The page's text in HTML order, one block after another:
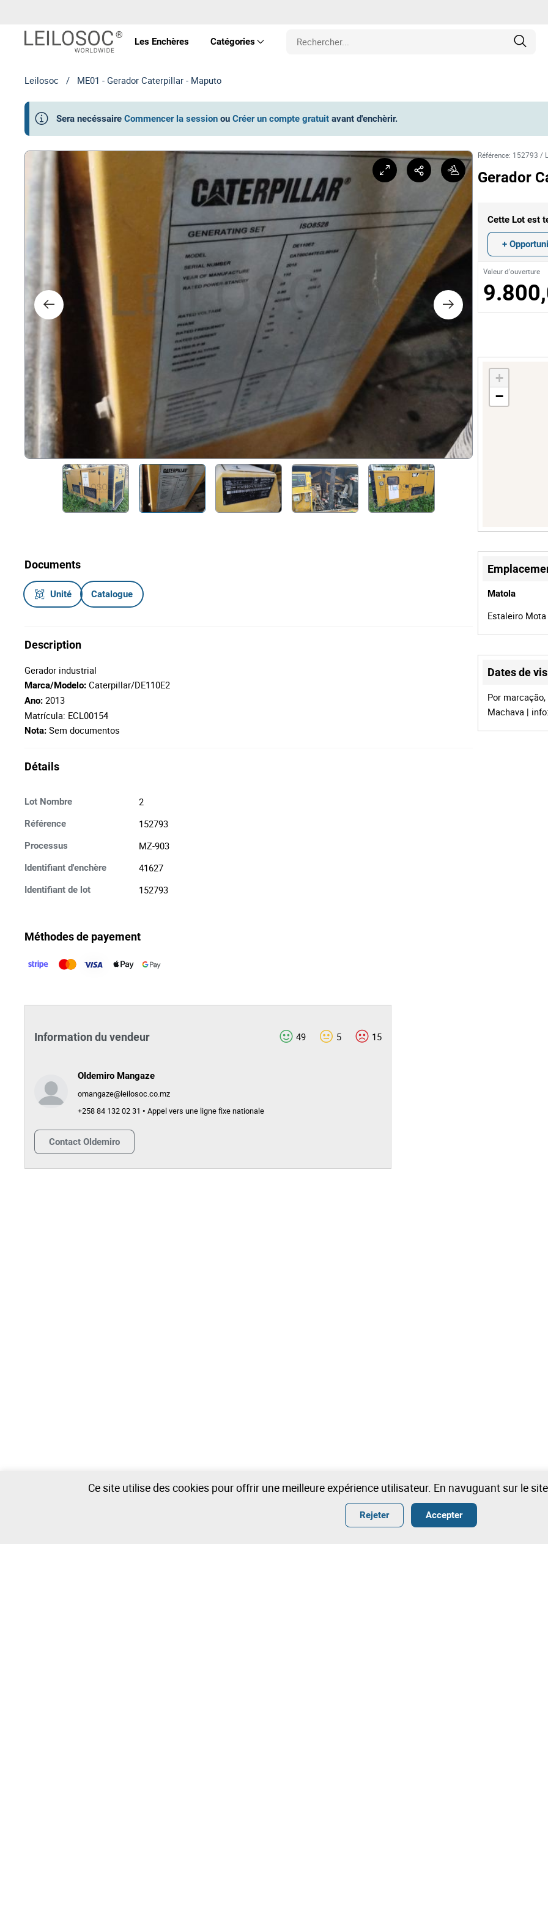
Les Enchères Catégories
Véhicule
Machines
Art et Pièces de Collection
Droits
Technologie
Mobilier et Décoration
Nautique
Leilosoc / ME01 - Gerador Caterpillar - Maputo
Sera necéssaire Commencer la session ou Créer un compte gratuit avant d'enchèrir.
Documents
Unité Catalogue
Description
Gerador industrial
Marca/Modelo: Caterpillar/DE110E2
Ano: 2013
Matrícula: ECL00154
Nota: Sem documentos
Détails
Lot Nombre 2
Référence 152793
Processus MZ-903
Identifiant d'enchère 41627
Identifiant de lot 152793
Référence: 152793 /
Gerador
Cette Lot est
+
Valeur d'ouverture
+
−
Matola
Estaleiro
Dates de
Por
Machava |
Méthodes de payement
Information du vendeur 49 5 15
Oldemiro Mangaze
omangaze@leilosoc.co.mz
+258 84 132 02 31 • Appel vers une ligne fixe nationale
Contact Oldemiro
Ce site utilise des cookies pour offrir une meilleure expérience utilisateur. En navuguant sur le
Rejeter Accepter